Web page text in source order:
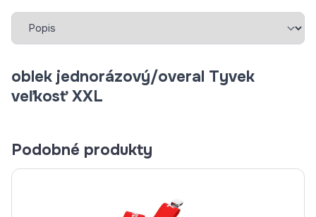
Vybrať záložku
oblek jednorázový/overal Tyvek
veľkosť XXL
Podobné produkty